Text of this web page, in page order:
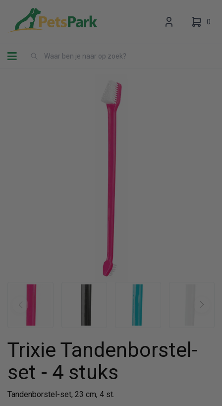
Toggle navigation
0
Trixie Tandenborstel-
set - 4 stuks
Tandenborstel-set, 23 cm, 4 st.